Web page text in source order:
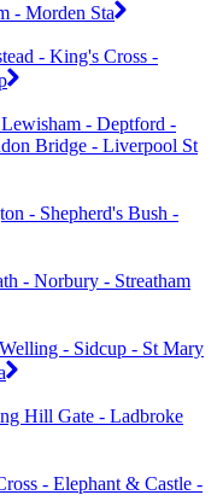
- Morden Sta
- King's Cross -
- Deptford -
Bridge - Liverpool St
- Shepherd's Bush -
- Norbury - Streatham
- Sidcup - St Mary
Hill Gate - Ladbroke
- Elephant & Castle -